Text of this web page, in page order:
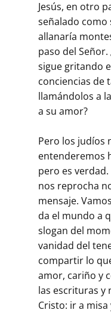
Jesús, en otro
señalado como
allanaría
paso del Señor.
sigue gritando
conciencias de
llamándolos a
a su amor?
Pero los judíos
entenderemos
pero es verdad.
nos reprocha
mensaje.
da el mundo a
slogan del
vanidad del
compartir lo
amor, cariño y
las escrituras y
Cristo: ir a